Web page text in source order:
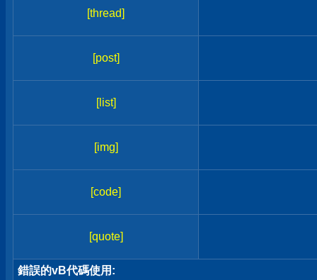
[thread]
[post]
[list]
[img]
[code]
[quote]
錯誤的vB代碼使用: